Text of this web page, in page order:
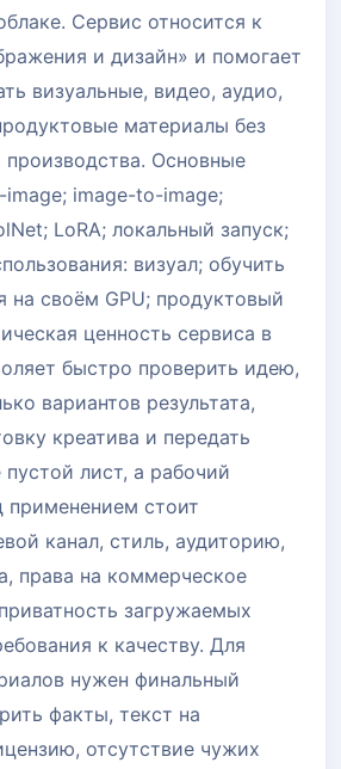
Сервис относится к
и дизайн» и помогает
визуальные, видео, аудио,
материалы без
производства. Основные
image-to-image;
LoRA; локальный запуск;
визуал; обучить
на своём GPU; продуктовый
ценность сервиса в
быстро проверить идею,
вариантов результата,
креатива и передать
лист, а рабочий
применением стоит
канал, стиль, аудиторию,
права на коммерческое
загружаемых
к качеству. Для
нужен финальный
факты, текст на
отсутствие чужих